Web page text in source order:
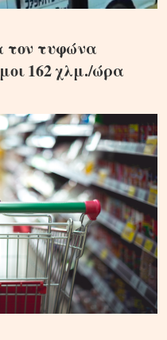
τον τυφώνα
162 χλμ./ώρα